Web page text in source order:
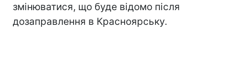
змінюватися, що буде відомо після
дозаправлення в Красноярську.